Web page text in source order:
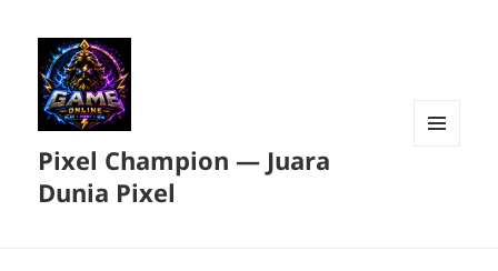
Pixel Champion — Juara
Dunia Pixel